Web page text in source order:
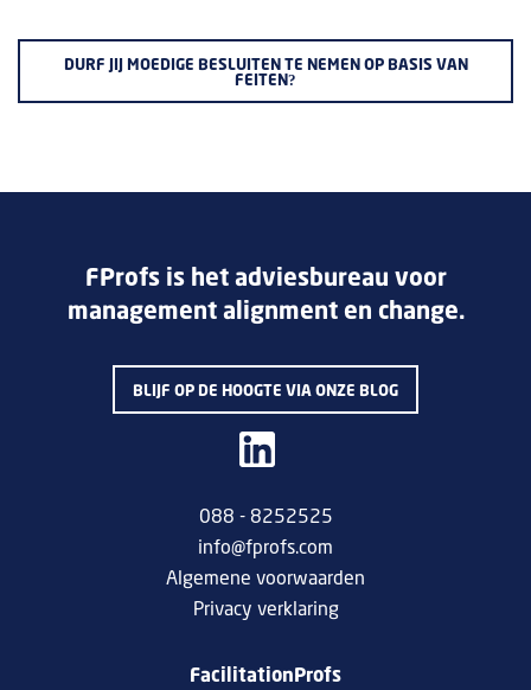
DURF JIJ MOEDIGE BESLUITEN TE NEMEN OP BASIS VAN
FEITEN?
FProfs is het adviesbureau voor
management alignment en change.
BLIJF OP DE HOOGTE VIA ONZE BLOG
088 - 8252525
info@fprofs.com
Algemene voorwaarden
Privacy verklaring
FacilitationProfs